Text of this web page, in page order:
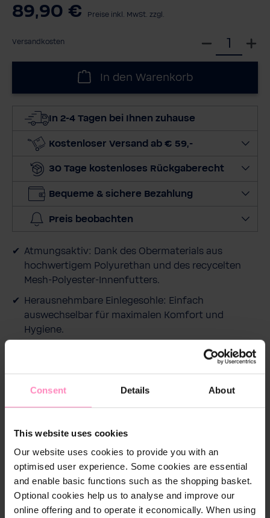
Consent Details About
This website uses cookies
Our website uses cookies to provide you with an
optimised user experience. Some cookies are essential
and enable basic functions such as the shopping basket.
Optional cookies help us to analyse and improve our
online offering and to operate it economically. When using
89,90 € Preise inkl. MwSt. zzgl.
Versandkosten
W
e
e
e
g
In den Warenkorb
In 2-4 Tagen bei Ihnen zuhause
Kostenloser Versand ab € 59,-
30 Tage kostenloses Rückgaberecht
Bequeme & sichere Bezahlung
Preis beobachten
Atmungsaktiv: Dank des Obermaterials aus
hochwertigem Polyurethan und des recycelten
Mesh-Polyester-Innenfutters.
Herausnehmbare Einlegesohle: Einfach
auswechselbar für maximalen Komfort und
Hygiene.
Nachhaltig: Laufsohle aus Gummi mit 30%
Design: Weiß/dunkelblauer Sneaker im modernen
Obermaterial und Innenfutter für besten
Tragekomfort.